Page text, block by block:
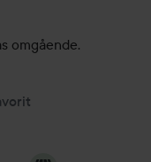
omgående.